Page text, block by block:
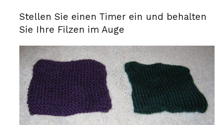
Stellen Sie einen Timer ein und behalten
Sie Ihre Filzen im Auge